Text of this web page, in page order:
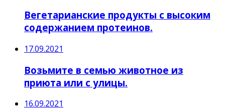
Вегетарианские продукты с высоким
содержанием протеинов.
17.09.2021
Возьмите в семью животное из
приюта или с улицы.
16.09.2021